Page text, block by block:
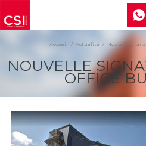
Accueil Actualité Nouvelle
NOUVELLE
OFFICE